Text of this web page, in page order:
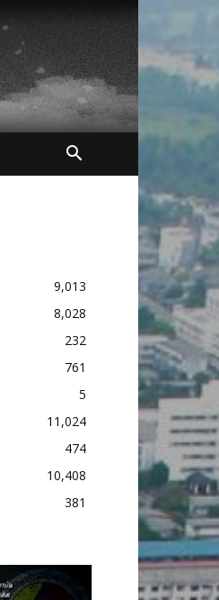
9,013
8,028
232
761
5
11,024
474
10,408
381